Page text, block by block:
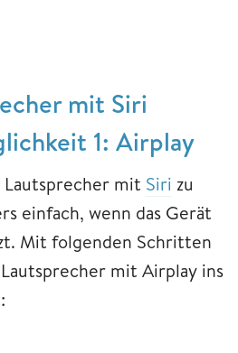
mit Siri
1: Airplay
Lautsprecher mit Siri zu
einfach, wenn das Gerät
Mit folgenden Schritten
mit Airplay ins